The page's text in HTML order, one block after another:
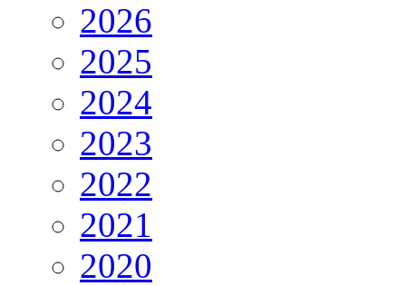
2026
2025
2024
2023
2022
2021
2020